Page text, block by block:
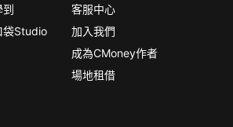
到
袋Studio
客服中心
加入我們
成為CMoney作者
場地租借